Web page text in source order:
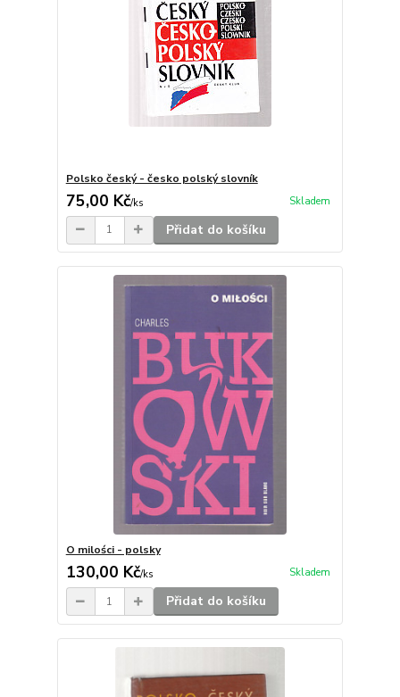
Polsko český - česko polský slovník
75,00 Kč/ks Skladem
Přidat do košíku
O milości - polsky
130,00 Kč/ks Skladem
Přidat do košíku